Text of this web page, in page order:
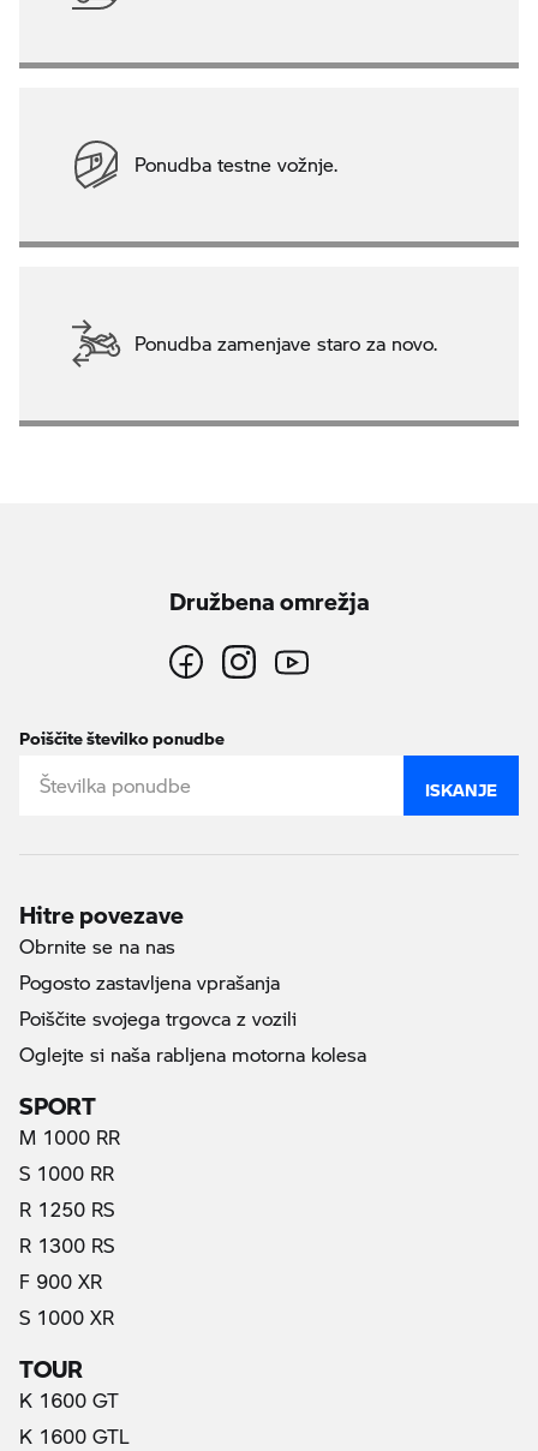
Ponudba testne vožnje.
Ponudba zamenjave staro za novo.
Družbena omrežja
Poiščite številko ponudbe
ISKANJE
Hitre povezave
Obrnite se na nas
Pogosto zastavljena vprašanja
Poiščite svojega trgovca z vozili
Oglejte si naša rabljena motorna kolesa
SPORT
M 1000 RR
S 1000 RR
R 1250 RS
R 1300 RS
F 900 XR
S 1000 XR
TOUR
K 1600 GT
K 1600 GTL